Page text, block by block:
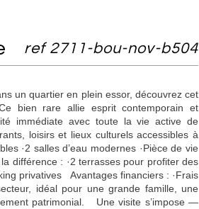
ref 2711-bou-nov-b504
un quartier en plein essor, découvrez cet
bien rare allie esprit contemporain et
immédiate avec toute la vie active de
loisirs et lieux culturels accessibles à
·2 salles d’eau modernes ·Pièce de vie
différence : ·2 terrasses pour profiter des
privatives Avantages financiers : ·Frais
idéal pour une grande famille, une
patrimonial. Une visite s’impose —